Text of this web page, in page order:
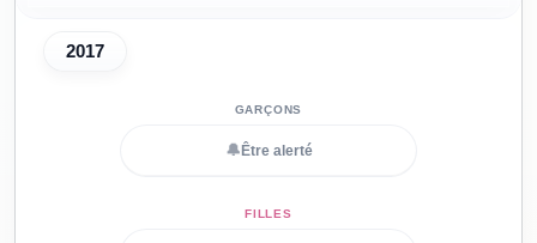
2017
🔔 Être alerté